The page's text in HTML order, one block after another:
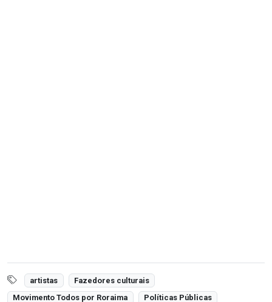
artistas
Fazedores culturais
Movimento Todos por Roraima
Políticas Públicas